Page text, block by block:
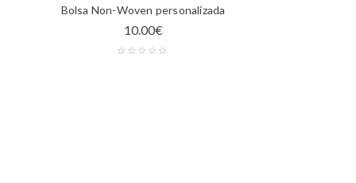
Bolsa Non-Woven personalizada
10.00€